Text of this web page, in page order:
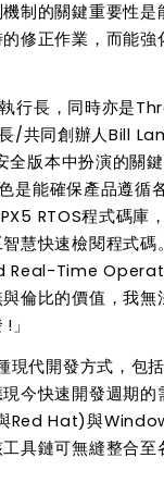
制 的關鍵重要性是
修正作業， 而能強
行長 ，同時亦是
/共同創辦人Bill
全版本中扮演的關
是能確保產品遵循
PX5 RTOS程式碼庫
智慧快速檢閱程式碼
Real-Time
與倫比的價值 ，我無
!」
現代開發方式 ， 包
今快速開發週期的
Red Hat)與
工具鏈可無縫整合至